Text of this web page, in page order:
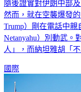
隨後證實對伊朗中部
然而，就在空襲爆發
Trump）剛在電話中親
Netanyahu）別動武。
人」，而納坦雅胡「
國際